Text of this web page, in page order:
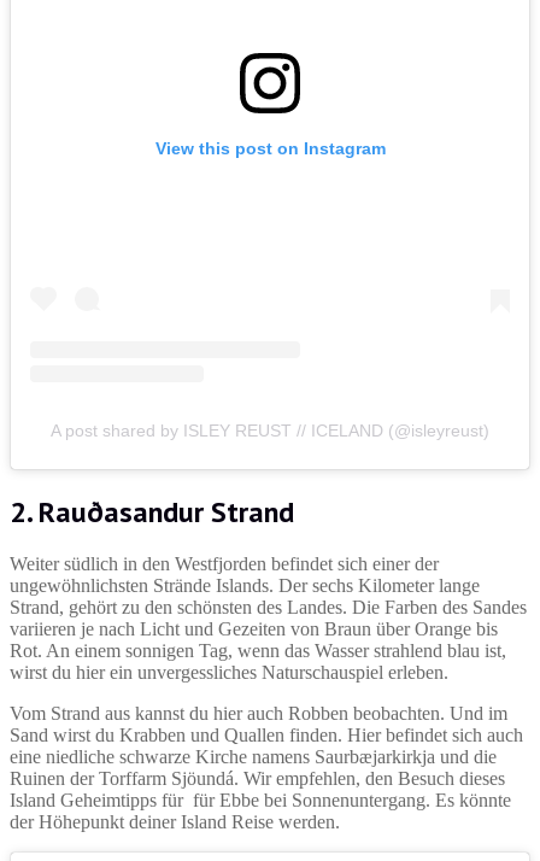
View this post on Instagram
A post shared by ISLEY REUST // ICELAND (@isleyreust)
2.Rauðasandur Strand
Weiter südlich in den Westfjorden befindet sich einer der
ungewöhnlichsten Strände Islands. Der sechs Kilometer lange
Strand, gehört zu den schönsten des Landes. Die Farben des Sandes
variieren je nach Licht und Gezeiten von Braun über Orange bis
Rot. An einem sonnigen Tag, wenn das Wasser strahlend blau ist,
wirst du hier ein unvergessliches Naturschauspiel erleben.
Vom Strand aus kannst du hier auch Robben beobachten. Und im
Sand wirst du Krabben und Quallen finden. Hier befindet sich auch
eine niedliche schwarze Kirche namens Saurbæjarkirkja und die
Ruinen der Torffarm Sjöundá. Wir empfehlen, den Besuch dieses
Island Geheimtipps für für Ebbe bei Sonnenuntergang. Es könnte
der Höhepunkt deiner Island Reise werden.